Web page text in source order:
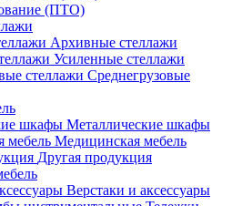
(ПТО)
Архивные стеллажи
Усиленные стеллажи
Среднегрузовые
Металлические шкафы
Медицинская мебель
Другая продукция
Верстаки и аксессуары